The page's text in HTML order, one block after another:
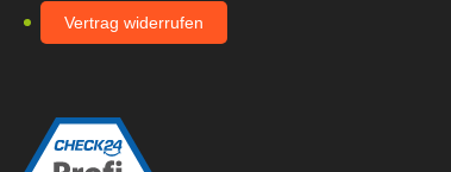
Vertrag widerrufen